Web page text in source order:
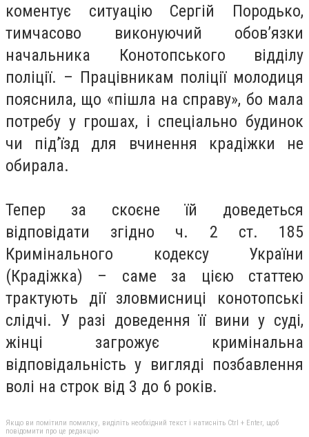
коментує ситуацію Сергій Породько,
тимчасово виконуючий обов’язки
начальника Конотопського відділу
поліції. – Працівникам поліції молодиця
пояснила, що «пішла на справу», бо мала
потребу у грошах, і спеціально будинок
чи під’їзд для вчинення крадіжки не
обирала.
Тепер за скоєне їй доведеться
відповідати згідно ч. 2 ст. 185
Кримінального кодексу України
(Крадіжка) – саме за цією статтею
трактують дії зловмисниці конотопські
слідчі. У разі доведення її вини у суді,
жінці загрожує кримінальна
відповідальність у вигляді позбавлення
волі на строк від 3 до 6 років.
Якщо ви помітили помилку, виділіть необхідний текст і натисніть Ctrl + Enter, щоб
повідомити про це редакцію